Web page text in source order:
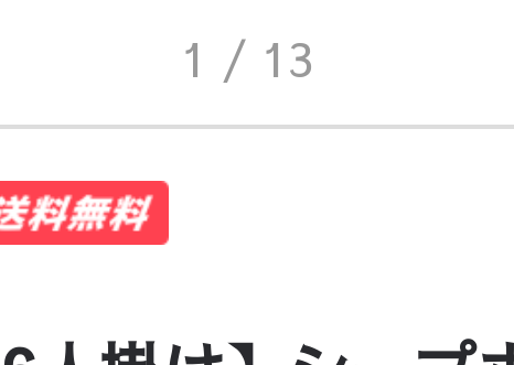
【1人掛け～5
/【1人掛け～5〜6
掛け～5〜6人掛け
1 / 13